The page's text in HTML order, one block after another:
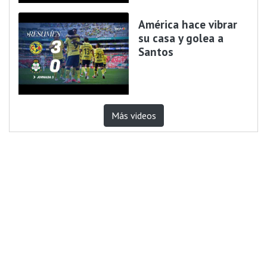
América hace vibrar
su casa y golea a
Santos
Más videos